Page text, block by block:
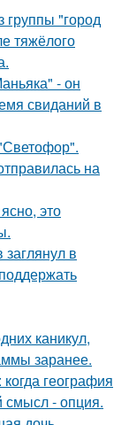
группы "город
тяжёлого
- он
свиданий в
на
это
в
каникул,
заранее.
география
смысл - опция.